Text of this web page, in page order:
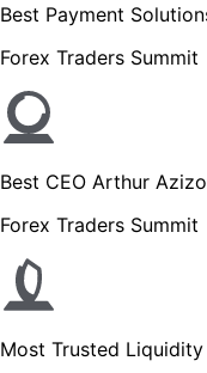
Best Payment
Forex Traders Summit
Best CEO Arthur
Forex Traders Summit
Most Trusted